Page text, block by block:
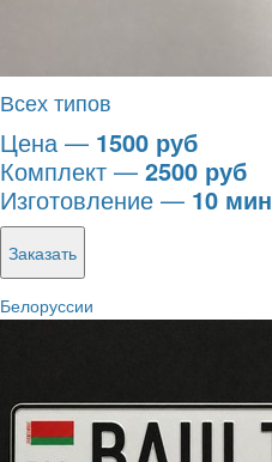
Всех типов
Цена — 1500 руб
Комплект — 2500 руб
Изготовление — 10 мин
Заказать
Белоруссии